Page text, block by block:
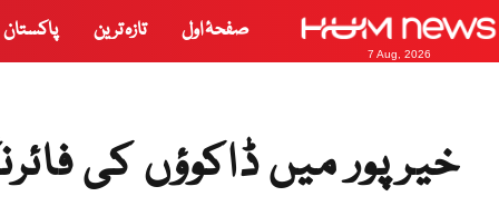
7 Aug, 2026
صفحۂ اول تازہ ترین پاکستان
خیرپور میں ڈاکوؤں کی فائرنگ، 4